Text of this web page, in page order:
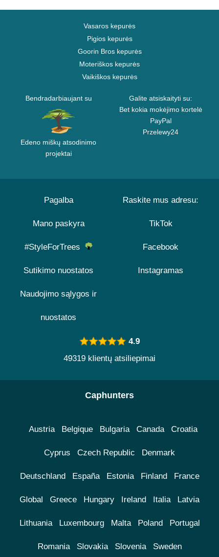
Vasaros kepurės
Pigios kepurės
Goorin Bros kepurės
Moteriškos kepurės
Vaikiškos kepurės
Bendradarbiaujant su
Edeno miškų atsodinimo
projektai
Galite atsiskaityti su:
Bet kokia mokėjimo kortelė
PayPal
Przelewy24
Pagalba
Mano paskyra
#StyleForTrees
Sutikimo nuostatos
Naudojimo sąlygos ir
nuostatos
Raskite mus adresu:
TikTok
Facebook
Instagramas
4.9
49319 klientų atsiliepimai
Caphunters
Austria Belgique Bulgaria Canada Croatia
Cyprus Czech Republic Denmark
Deutschland España Estonia Finland France
Global Greece Hungary Ireland Italia Latvia
Lithuania Luxembourg Malta Poland Portugal
Romania Slovakia Slovenia Sweden